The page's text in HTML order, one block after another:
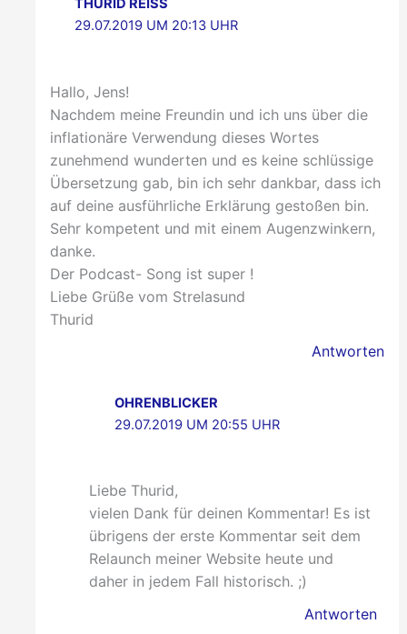
THURID REISS
29.07.2019 UM 20:13 UHR
Hallo, Jens!
Nachdem meine Freundin und ich uns über die
inflationäre Verwendung dieses Wortes
zunehmend wunderten und es keine schlüssige
Übersetzung gab, bin ich sehr dankbar, dass ich
auf deine ausführliche Erklärung gestoßen bin.
Sehr kompetent und mit einem Augenzwinkern,
danke.
Der Podcast- Song ist super !
Liebe Grüße vom Strelasund
Thurid
Antworten
OHRENBLICKER
29.07.2019 UM 20:55 UHR
Liebe Thurid,
vielen Dank für deinen Kommentar! Es ist
übrigens der erste Kommentar seit dem
Relaunch meiner Website heute und
daher in jedem Fall historisch. ;)
Antworten